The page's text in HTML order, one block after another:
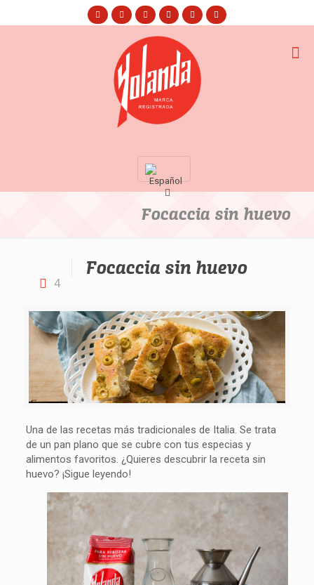
Focaccia sin huevo
4
Focaccia sin huevo
Una de las recetas más tradicionales de Italia. Se trata
de un pan plano que se cubre con tus especias y
alimentos favoritos. ¿Quieres descubrir la receta sin
huevo? ¡Sigue leyendo!